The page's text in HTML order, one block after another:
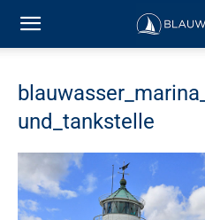
und_tankstelle